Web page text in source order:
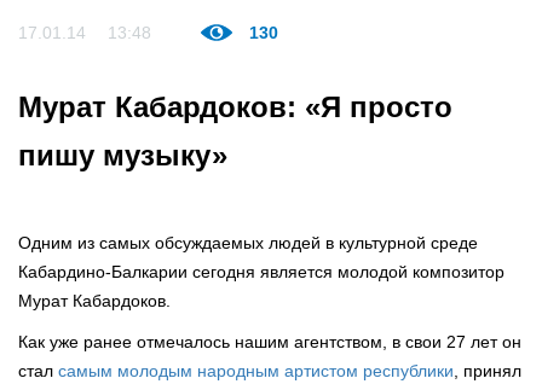
17.01.14 13:48 130
Мурат Кабардоков: «Я просто
пишу музыку»
Одним из самых обсуждаемых людей в культурной среде
Кабардино-Балкарии сегодня является молодой композитор
Мурат Кабардоков.
Как уже ранее отмечалось нашим агентством, в свои 27 лет он
стал самым молодым народным артистом республики , принял